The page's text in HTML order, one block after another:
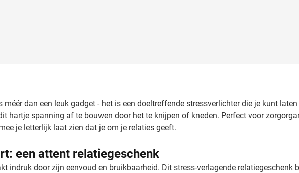
dan een leuk gadget - het is een doeltreffende stressverlichter die je kunt
hartje spanning af te bouwen door het te knijpen of kneden. Perfect voor
je letterlijk laat zien dat je om je relaties geeft.
een attent relatiegeschenk
indruk door zijn eenvoud en bruikbaarheid. Dit stress-verlagende relatiegeschenk